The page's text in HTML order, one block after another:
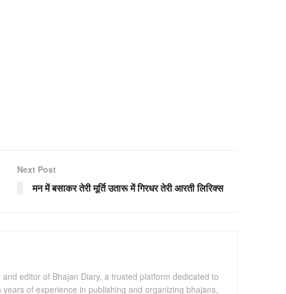
Next Post
मन में बसाकर तेरी मूर्ति उतारू में गिरधर तेरी आरती लिरिक्स
editor of Bhajan Diary, a trusted platform dedicated to
of experience in publishing and organizing bhajans,